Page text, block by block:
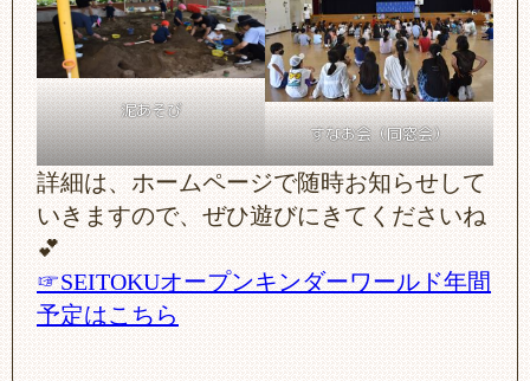
泥あそび
すなお会（同窓会）
詳細は、ホームページで随時お知らせして
いきますので、ぜひ遊びにきてくださいね
💕
☞SEITOKUオープンキンダーワールド年間
予定はこちら